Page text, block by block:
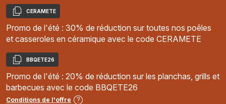
Copier
CERAMETE
Promo de l'été : 30% de réduction sur toutes nos poêles
et casseroles en céramique avec le code CERAMETE
Copier
BBQETE26
Promo de l'été : 20% de réduction sur les planchas, grills et
barbecues avec le code BBQETE26
Conditions de l'offre